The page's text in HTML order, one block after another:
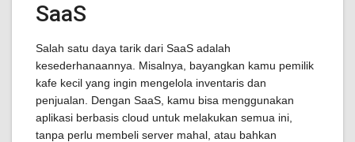
SaaS
Salah satu daya tarik dari SaaS adalah
kesederhanaannya. Misalnya, bayangkan kamu pemilik
kafe kecil yang ingin mengelola inventaris dan
penjualan. Dengan SaaS, kamu bisa menggunakan
aplikasi berbasis cloud untuk melakukan semua ini,
tanpa perlu membeli server mahal, atau bahkan